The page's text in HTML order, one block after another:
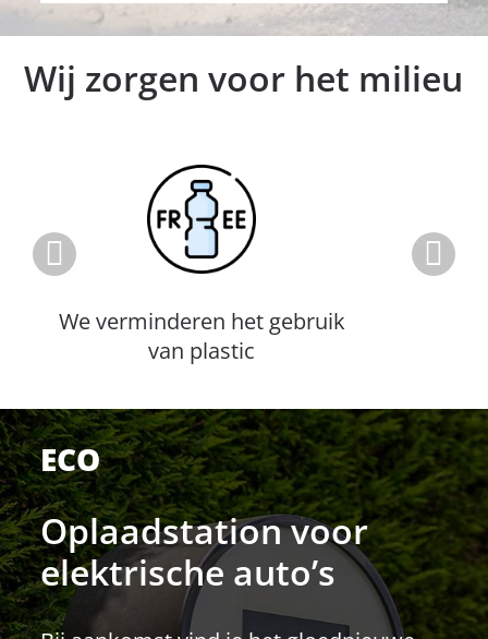
Wij zorgen voor het milieu
We verminderen het gebruik
van plastic
ECO
Oplaadstation voor
elektrische auto’s